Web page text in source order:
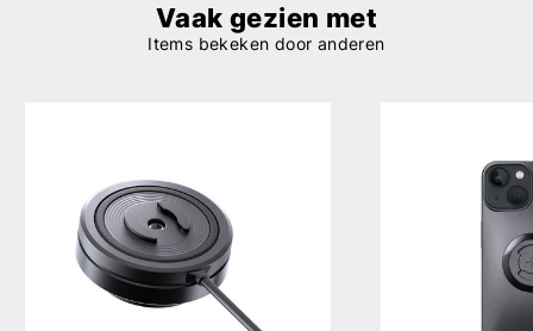
Vaak gezien met
Items bekeken door anderen